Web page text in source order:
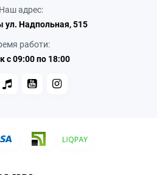
Наш адрес:
ул. Надпольная, 515
работи:
с 09:00 по 18:00